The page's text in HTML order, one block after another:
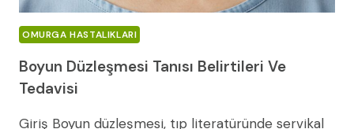
OMURGA HASTALIKLARI
Boyun Düzleşmesi Tanısı Belirtileri Ve
Tedavisi
Giriş Boyun düzleşmesi, tıp literatüründe servikal